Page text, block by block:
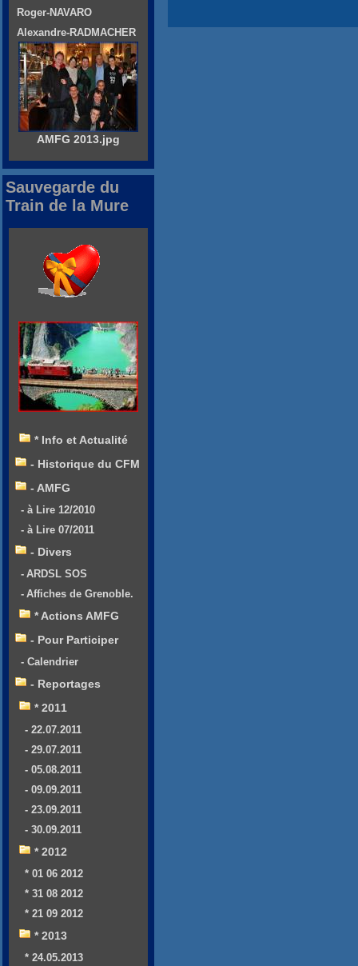
Roger-NAVARO
Alexandre-RADMACHER
AMFG 2013.jpg
Sauvegarde du
Train de la Mure
* Info et Actualité
- Historique du CFM
- AMFG
- à Lire 12/2010
- à Lire 07/2011
- Divers
- ARDSL SOS
- Affiches de Grenoble.
* Actions AMFG
- Pour Participer
- Calendrier
- Reportages
* 2011
- 22.07.2011
- 29.07.2011
- 05.08.2011
- 09.09.2011
- 23.09.2011
- 30.09.2011
* 2012
* 01 06 2012
* 31 08 2012
* 21 09 2012
* 2013
* 24.05.2013